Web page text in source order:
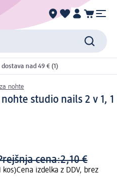
nad 49 € (1)
nohte
studio nails 2 v 1, 1
cena:2,10 €
kos)Cena izdelka z DDV, brez